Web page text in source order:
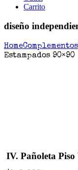
Carrito
diseño
HomeComplementos
Estampados 90×90
IV. Pañoleta